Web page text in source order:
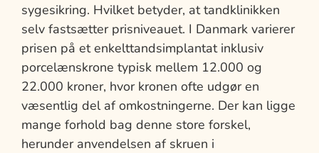
sygesikring. Hvilket betyder, at tandklinikken
selv fastsætter prisniveauet. I Danmark varierer
prisen på et enkelttandsimplantat inklusiv
porcelænskrone typisk mellem 12.000 og
22.000 kroner, hvor kronen ofte udgør en
væsentlig del af omkostningerne. Der kan ligge
mange forhold bag denne store forskel,
herunder anvendelsen af skruen i